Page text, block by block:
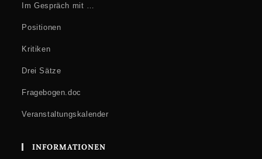
Im Gespräch mit …
Positionen
Kritiken
Drei Sätze
Fragebogen.doc
Veranstaltungskalender
INFORMATIONEN